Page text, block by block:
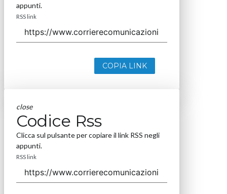
appunti.
RSS link
COPIA LINK
close
Codice Rss
Clicca sul pulsante per copiare il link RSS negli
appunti.
RSS link